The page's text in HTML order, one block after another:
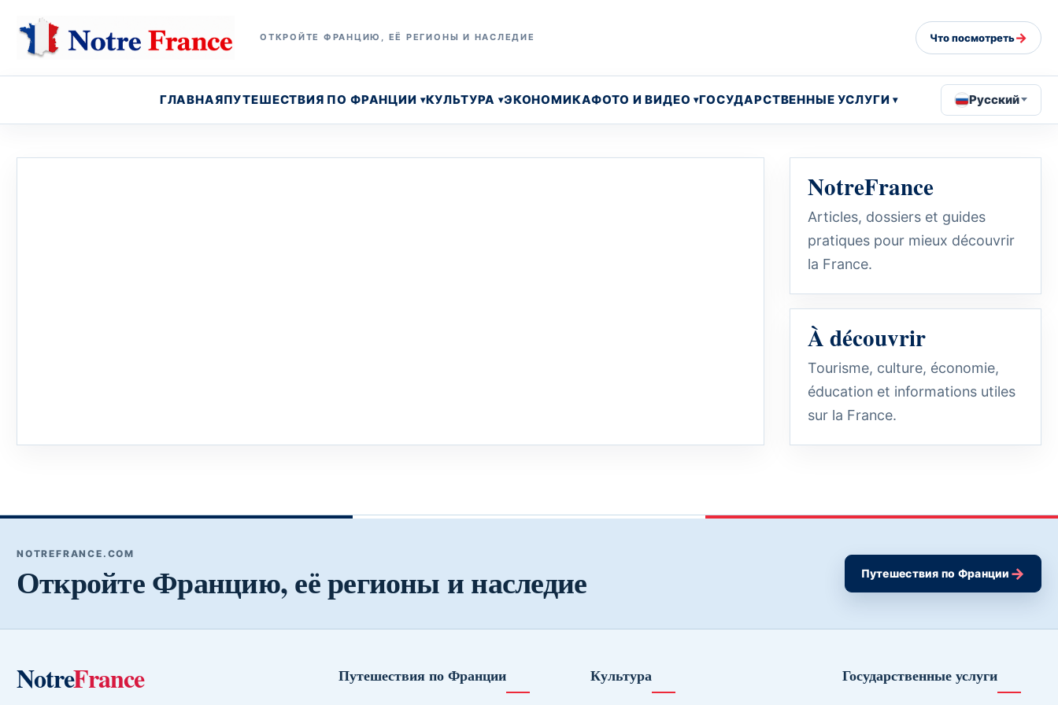
ОТКРОЙТЕ ФРАНЦИЮ, ЕЁ РЕГИОНЫ И НАСЛЕДИЕ Что посмотреть→
ГЛАВНАЯПУТЕШЕСТВИЯ ПО ФРАНЦИИ КУЛЬТУРА ЭКОНОМИКАФОТО И ВИДЕО ГОСУДАРСТВЕННЫЕ УСЛУГИ Русский
NotreFrance
Articles, dossiers et guides
pratiques pour mieux découvrir
la France.
À découvrir
Tourisme, culture, économie,
éducation et informations utiles
sur la France.
NOTREFRANCE.COM
Откройте Францию, её регионы и наследие Путешествия по Франции →
NotreFrance Путешествия по Франции Культура Государственные услуги